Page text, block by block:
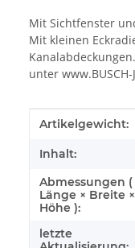
Mit Sichtfenster
Mit kleinen
unter
Wert
Artikelgewicht:
Inhalt:
Abmessungen (
Länge × Breite ×
Höhe ):
letzte